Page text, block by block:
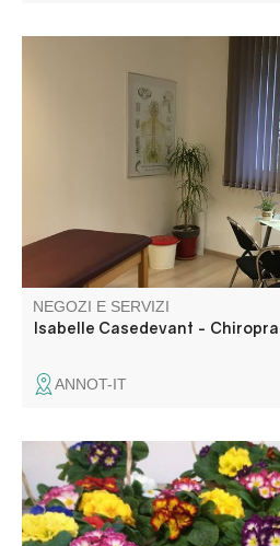
NEGOZI E SERVIZI
Isabelle Casedevant -
ANNOT-IT
Ventes de fleurs, de plants,
et de produits CBD.